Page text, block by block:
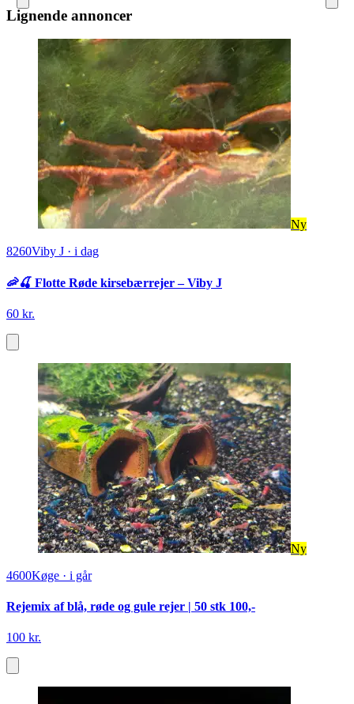
Lignende annoncer
Ny
8260Viby J · i dag
🦐🍒 Flotte Røde kirsebærrejer – Viby J
60 kr.
Ny
4600Køge · i går
Rejemix af blå, røde og gule rejer | 50 stk 100,-
100 kr.